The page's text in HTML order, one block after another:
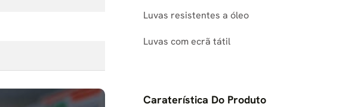
Luvas resistentes a óleo
Luvas com ecrã tátil
Caraterística Do Produto